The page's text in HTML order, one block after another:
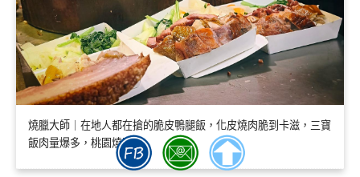
燒臘大師｜在地人都在搶的脆皮鴨腿飯，化皮燒肉脆到卡滋，三寶
飯肉量爆多，桃園燒臘